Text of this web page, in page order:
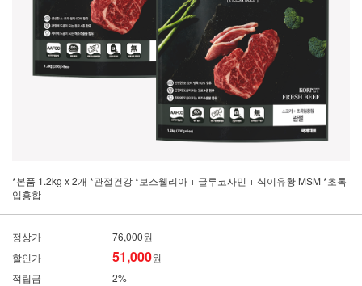
*본품 1.2kg x 2개 *관절건강 *보스웰리아 + 글루코사민 + 식이유황 MSM *초록
입홍합
정상가
76,000원
할인가
51,000원
적립금
2%